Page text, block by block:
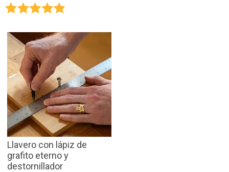
Llavero con lápiz de
grafito eterno y
destornillador